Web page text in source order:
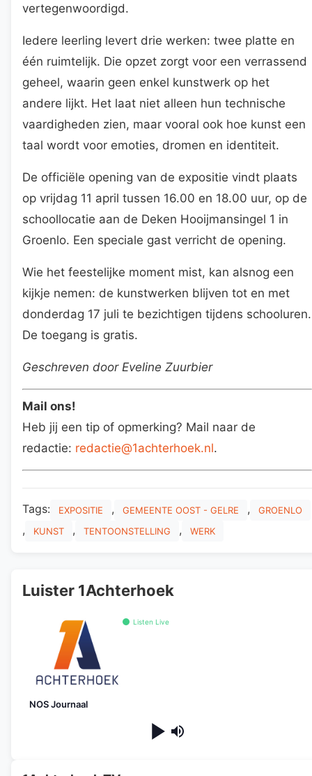
vertegenwoordigd.
Iedere leerling levert drie werken: twee platte en
één ruimtelijk. Die opzet zorgt voor een verrassend
geheel, waarin geen enkel kunstwerk op het
andere lijkt. Het laat niet alleen hun technische
vaardigheden zien, maar vooral ook hoe kunst een
taal wordt voor emoties, dromen en identiteit.
De officiële opening van de expositie vindt plaats
op vrijdag 11 april tussen 16.00 en 18.00 uur, op de
schoollocatie aan de Deken Hooijmansingel 1 in
Groenlo. Een speciale gast verricht de opening.
Wie het feestelijke moment mist, kan alsnog een
kijkje nemen: de kunstwerken blijven tot en met
donderdag 17 juli te bezichtigen tijdens schooluren.
De toegang is gratis.
Geschreven door Eveline Zuurbier
Mail ons!
Heb jij een tip of opmerking? Mail naar de
redactie: redactie@1achterhoek.nl.
Tags: EXPOSITIE , GEMEENTE OOST - GELRE , GROENLO
, KUNST , TENTOONSTELLING , WERK
Luister 1Achterhoek
Listen Live
NOS Journaal